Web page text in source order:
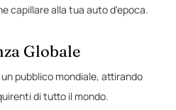
capillare alla tua auto d'epoca.
Globale
pubblico mondiale, attirando
di tutto il mondo.